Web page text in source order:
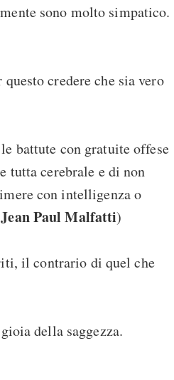
sono molto simpatico.
credere che sia vero
battute con gratuite offese
cerebrale e di non
con intelligenza o
Jean Paul Malfatti)
il contrario di quel che
della saggezza.